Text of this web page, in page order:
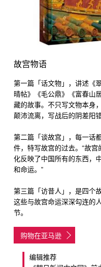
故宫物语
第一篇「话文物」，讲述《
晴帖》《毛公鼎》《富春
藏的故事。不只写文物本身
颠沛流离，写战后的阴差阳错
第二篇「谈故宫」，每一话
件，特写故宫的过去。“故
化反映了中国所有的东西，
和命运。”
第三篇「访昔人」，是四个
这些与故宫命运深深勾连的
节。
购物在亚马逊
编辑推荐